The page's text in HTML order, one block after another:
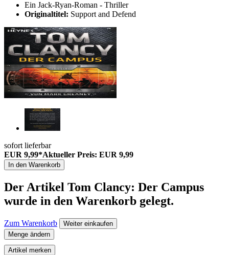
Ein Jack-Ryan-Roman - Thriller
Originaltitel: Support and Defend
sofort lieferbar
EUR 9,99*Aktueller Preis: EUR 9,99
In den Warenkorb
Der Artikel Tom Clancy: Der Campus
wurde in den Warenkorb gelegt.
Zum Warenkorb
Weiter einkaufen
Menge ändern
Artikel merken